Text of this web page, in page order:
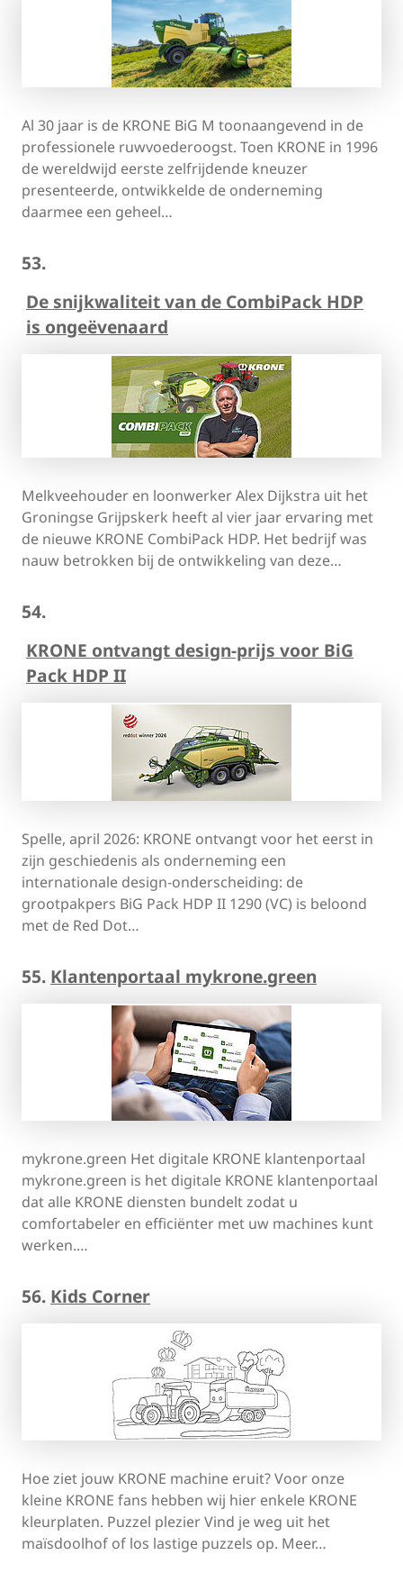
Al 30 jaar is de KRONE BiG M toonaangevend in de
professionele ruwvoederoogst. Toen KRONE in 1996
de wereldwijd eerste zelfrijdende kneuzer
presenteerde, ontwikkelde de onderneming
daarmee een geheel…
53.
De snijkwaliteit van de CombiPack HDP
is ongeëvenaard
Melkveehouder en loonwerker Alex Dijkstra uit het
Groningse Grijpskerk heeft al vier jaar ervaring met
de nieuwe KRONE CombiPack HDP. Het bedrijf was
nauw betrokken bij de ontwikkeling van deze…
54.
KRONE ontvangt design-prijs voor BiG
Pack HDP II
Spelle, april 2026: KRONE ontvangt voor het eerst in
zijn geschiedenis als onderneming een
internationale design-onderscheiding: de
grootpakpers BiG Pack HDP II 1290 (VC) is beloond
met de Red Dot…
55. Klantenportaal mykrone.green
mykrone.green Het digitale KRONE klantenportaal
mykrone.green is het digitale KRONE klantenportaal
dat alle KRONE diensten bundelt zodat u
comfortabeler en efficiënter met uw machines kunt
werken.…
56. Kids Corner
Hoe ziet jouw KRONE machine eruit? Voor onze
kleine KRONE fans hebben wij hier enkele KRONE
kleurplaten. Puzzel plezier Vind je weg uit het
maïsdoolhof of los lastige puzzels op. Meer…